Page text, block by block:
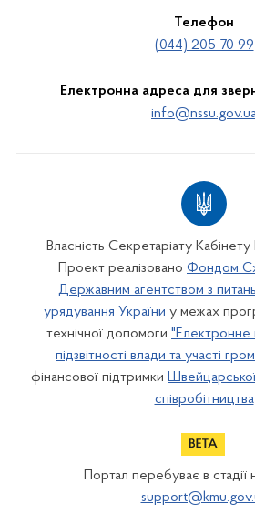
Телефон
(044) 205 70 99
Електронна адреса для
Власність Секретаріату Кабінету
Проект реалізовано Фондом
Державним агентством з
урядування України у межах
технічної допомоги "Електронне
підзвітності влади та участі
фінансової підтримки
співробітництва
Портал перебуває в стадії